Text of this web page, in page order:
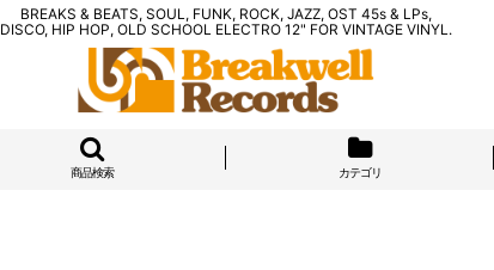
BREAKS & BEATS, SOUL, FUNK, ROCK, JAZZ, OST 45s & LPs,
DISCO, HIP HOP, OLD SCHOOL ELECTRO 12" FOR VINTAGE VINYL.
商品検索 カテゴリ